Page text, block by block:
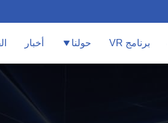
برنامج VR حولنا أخبار